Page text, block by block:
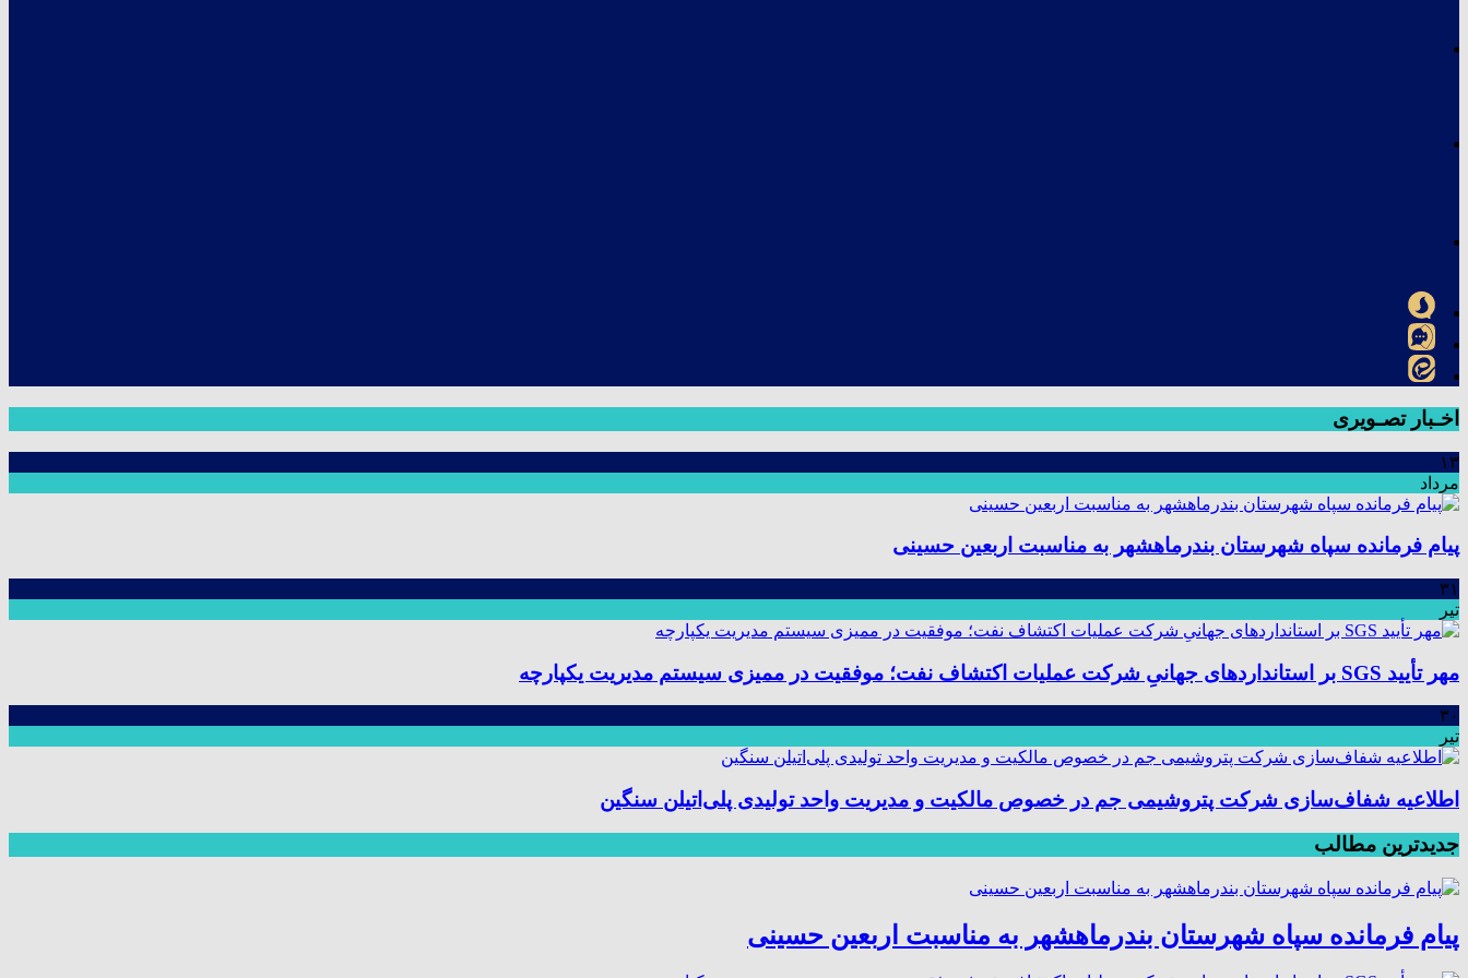
اخـبار تصـویری
۱۳
مرداد
پیام فرمانده سپاه شهرستان بندرماهشهر به مناسبت اربعین حسینی
۳۱
تیر
مهر تأیید SGS بر استانداردهای جهانیِ شرکت عملیات اکتشاف نفت؛ موفقیت در ممیزی سیستم مدیریت یکپارچه
۳۰
تیر
اطلاعیه شفاف‌سازی شرکت پتروشیمی جم در خصوص مالکیت و مدیریت واحد تولیدی پلی‌اتیلن سنگین
جدیدترین مطالب
پیام فرمانده سپاه شهرستان بندرماهشهر به مناسبت اربعین حسینی